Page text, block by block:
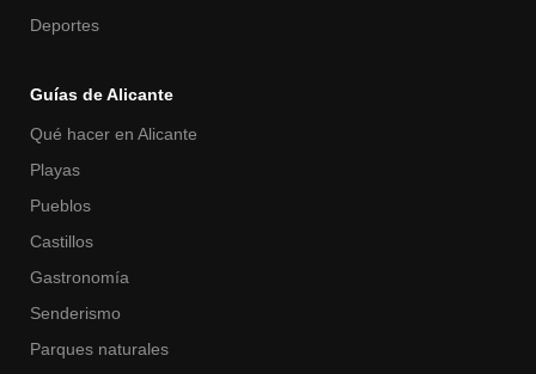
Deportes
Guías de Alicante
Qué hacer en Alicante
Playas
Pueblos
Castillos
Gastronomía
Senderismo
Parques naturales